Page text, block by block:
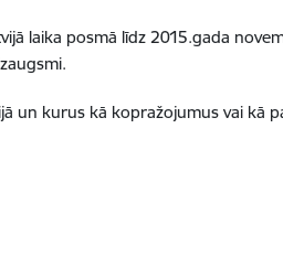
laika posmā līdz 2015.gada
un kurus kā kopražojumus vai kā